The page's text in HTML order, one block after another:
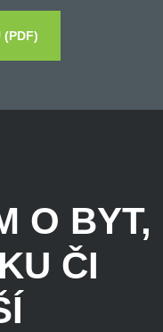
(PDF)
O BYT,
ČI